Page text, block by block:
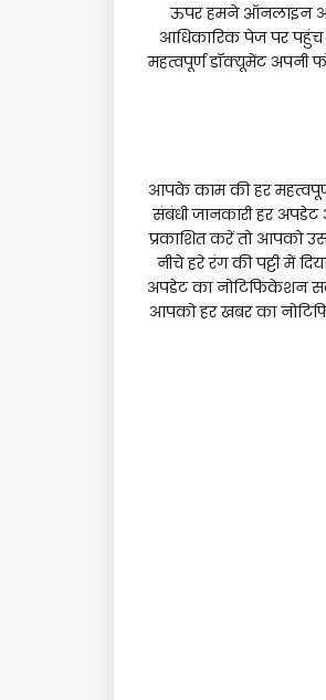
ऊपर हमने ऑनलाइन
आधिकारिक पेज पर
महत्वपूर्ण डॉक्यूमेंट अपनी
आपके काम की हर
संबंधी जानकारी हर
प्रकाशित करें तो आपको
नीचे हरे रंग की पट्टी में
अपडेट का नोटिफिकेशन
आपको हर खबर का